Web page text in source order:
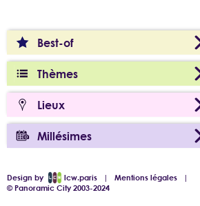
Best-of
Thèmes
Lieux
Millésimes
Design by lcw.paris |Mentions légales |
© Panoramic City 2003-2024